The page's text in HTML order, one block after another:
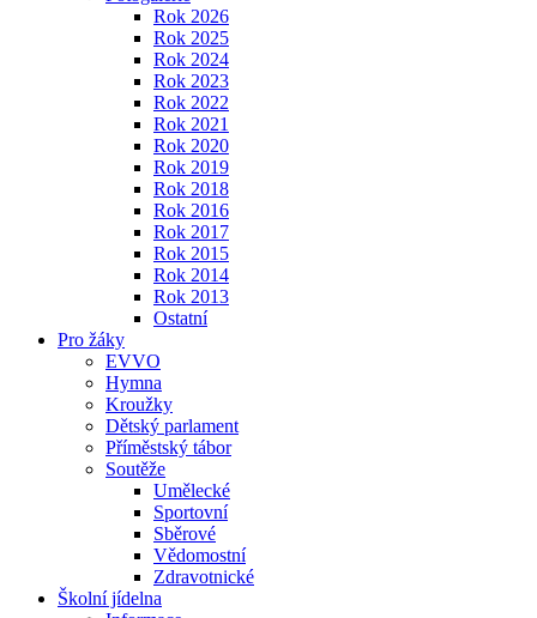
Rok 2026
Rok 2025
Rok 2024
Rok 2023
Rok 2022
Rok 2021
Rok 2020
Rok 2019
Rok 2018
Rok 2016
Rok 2017
Rok 2015
Rok 2014
Rok 2013
Ostatní
Pro žáky
EVVO
Hymna
Kroužky
Dětský parlament
Příměstský tábor
Soutěže
Umělecké
Sportovní
Sběrové
Vědomostní
Zdravotnické
Školní jídelna